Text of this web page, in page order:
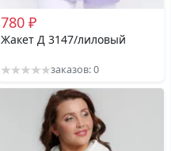
780 ₽
Жакет Д 3147/лиловый
заказов: 0